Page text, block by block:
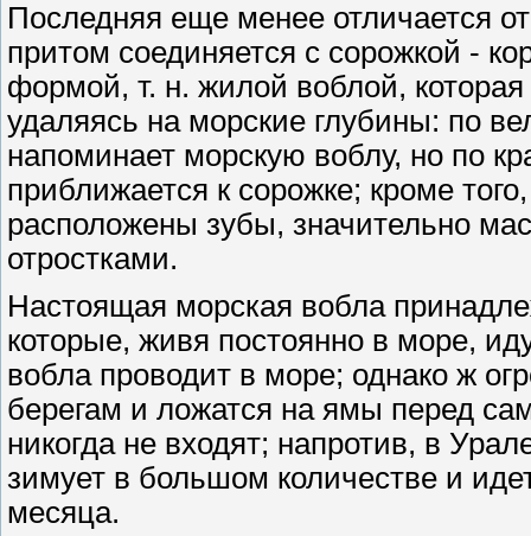
Последняя еще менее отличается
притом соединяется с сорожкой -
формой, т. н. жилой воблой, которая
удаляясь на морские глубины: по
напоминает морскую воблу, но по
приближается к сорожке; кроме
расположены зубы, значительно
отростками.
Настоящая морская вобла
которые, живя постоянно в море,
вобла проводит в море; однако ж
берегам и ложатся на ямы перед
никогда не входят; напротив, в
зимует в большом количестве и
месяца.